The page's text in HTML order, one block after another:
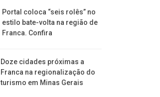
Portal coloca “seis rolês” no
estilo bate-volta na região de
Franca. Confira
​Doze cidades próximas a
Franca na regionalização do
turismo em Minas Gerais